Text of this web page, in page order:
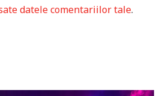
datele comentariilor tale.